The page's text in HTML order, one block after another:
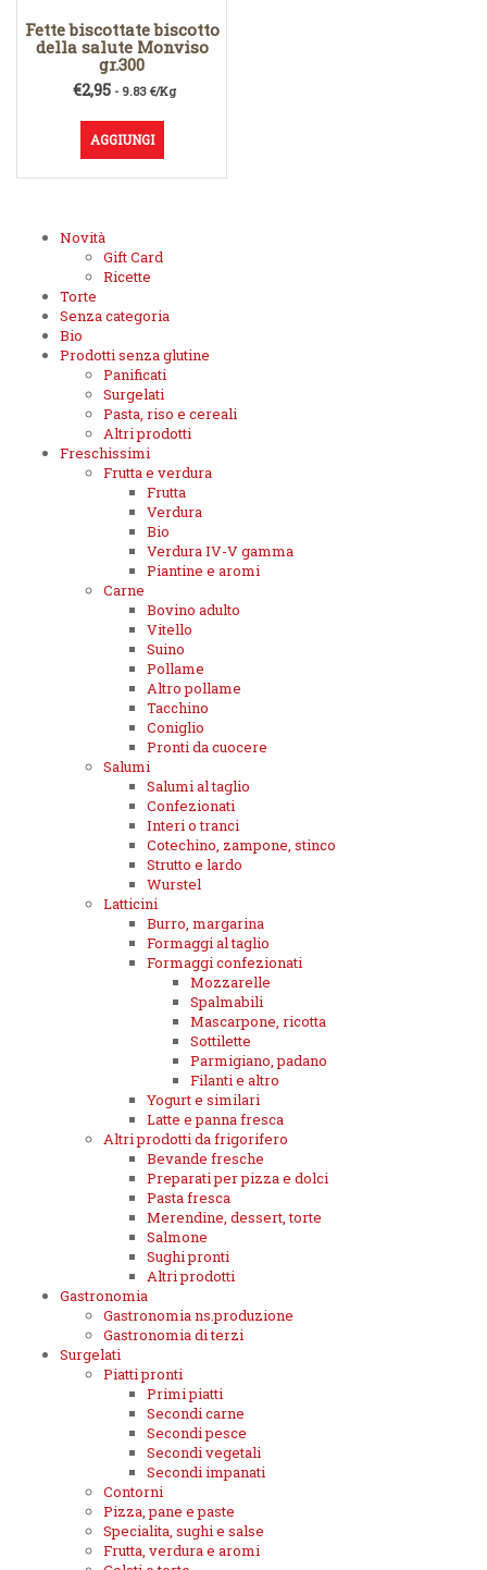
Fette biscottate biscotto
della salute Monviso
gr.300
€2,95 - 9.83 €/Kg
AGGIUNGI
Novità
Gift Card
Ricette
Torte
Senza categoria
Bio
Prodotti senza glutine
Panificati
Surgelati
Pasta, riso e cereali
Altri prodotti
Freschissimi
Frutta e verdura
Frutta
Verdura
Bio
Verdura IV-V gamma
Piantine e aromi
Carne
Bovino adulto
Vitello
Suino
Pollame
Altro pollame
Tacchino
Coniglio
Pronti da cuocere
Salumi
Salumi al taglio
Confezionati
Interi o tranci
Cotechino, zampone, stinco
Strutto e lardo
Wurstel
Latticini
Burro, margarina
Formaggi al taglio
Formaggi confezionati
Mozzarelle
Spalmabili
Mascarpone, ricotta
Sottilette
Parmigiano, padano
Filanti e altro
Yogurt e similari
Latte e panna fresca
Altri prodotti da frigorifero
Bevande fresche
Preparati per pizza e dolci
Pasta fresca
Merendine, dessert, torte
Salmone
Sughi pronti
Altri prodotti
Gastronomia
Gastronomia ns.produzione
Gastronomia di terzi
Surgelati
Piatti pronti
Primi piatti
Secondi carne
Secondi pesce
Secondi vegetali
Secondi impanati
Contorni
Pizza, pane e paste
Specialita, sughi e salse
Frutta, verdura e aromi